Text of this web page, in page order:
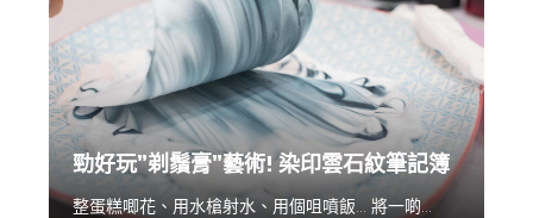
勁好玩”剃鬚膏”藝術! 染印雲石紋筆記簿
整蛋糕唧花、用水槍射水、用個咀噴飯... 將一啲...